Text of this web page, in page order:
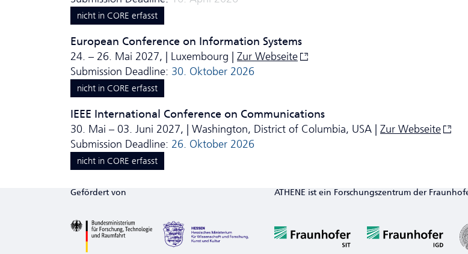
nicht in CORE erfasst
European Conference on Information Systems
24. – 26. Mai 2027, | Luxembourg | Zur Webseite
Submission Deadline: 30. Oktober 2026
nicht in CORE erfasst
IEEE International Conference on Communications
30. Mai – 03. Juni 2027, | Washington, District of Columbia, USA | Zur Webseite
Submission Deadline: 26. Oktober 2026
nicht in CORE erfasst
Gefördert von ATHENE ist ein Forschungszentrum der